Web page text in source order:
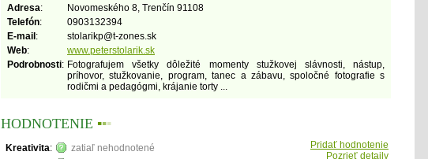
Adresa:
Novomeského 8, Trenčín 91108
Telefón:
0903132394
E-mail : stolarikp@t-zones.sk
Web:
www.peterstolarik.sk
Podrobnosti: Fotografujem všetky dôležité momenty stužkovej slávnosti, nástup,
príhovor, stužkovanie, program, tanec a zábavu, spoločné fotografie s
rodičmi a pedagógmi, krájanie torty ...
HODNOTENIE ▪▪▪
Kreativita:
zatiaľ nehodnotené
Pridať hodnotenie
Pozrieť detaily